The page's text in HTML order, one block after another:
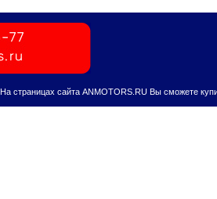
На страницах сайта ANMOTORS.RU Вы сможете